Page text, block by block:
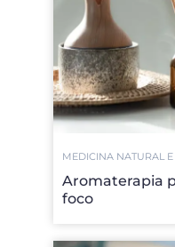
MEDICINA NATURAL
Aromaterapia
foco